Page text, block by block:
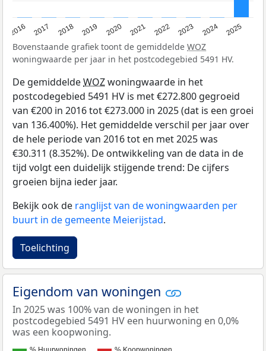
2016 2017 2018 2019 2020 2021 2022 2023 2024 2025
Bovenstaande grafiek toont de gemiddelde WOZ
woningwaarde per jaar in het postcodegebied 5491 HV.
De gemiddeldeWOZwoningwaarde in het
postcodegebied 5491 HV is met €272.800 gegroeid
van €200 in 2016 tot €273.000 in 2025 (dat is een groei
van 136.400%). Het gemiddelde verschil per jaar over
de hele periode van 2016 tot en met 2025 was
€30.311 (8.352%). De ontwikkeling van de data in de
tijd volgt een duidelijk stijgende trend: De cijfers
groeien bijna ieder jaar.
Bekijk ook de ranglijst van de woningwaarden per
buurt in de gemeente Meierijstad.
Toelichting
Eigendom van woningen
In 2025 was 100% van de woningen in het
postcodegebied 5491 HV een huurwoning en 0,0%
was een koopwoning.